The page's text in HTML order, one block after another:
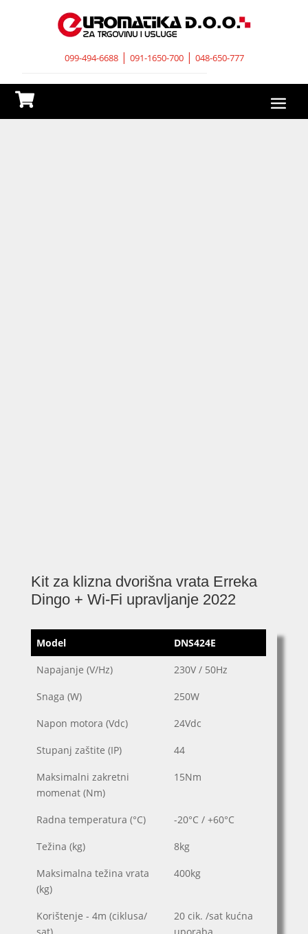
099-494-6688| 091-1650-700| 048-650-777

Kit za klizna dvorišna vrata Erreka
Dingo + Wi-Fi upravljanje 2022
Model DNS424E
Napajanje (V/Hz) 230V / 50Hz
Snaga (W) 250W
Napon motora (Vdc) 24Vdc
Stupanj zaštite (IP) 44
Maksimalni zakretni
momenat (Nm)
15Nm
Radna temperatura (°C) -20°C / +60°C
Težina (kg) 8kg
Maksimalna težina vrata
(kg)
400kg
Korištenje - 4m (ciklusa/
sat)
20 cik. /sat kućna
uporaba